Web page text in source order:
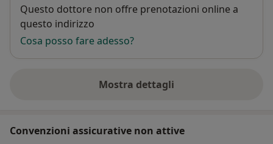
Disponibilità
Questo dottore non offre prenotazioni online a
questo indirizzo
Cosa posso fare adesso?
Mostra dettagli
sull'indirizzo
Convenzioni assicurative non attive